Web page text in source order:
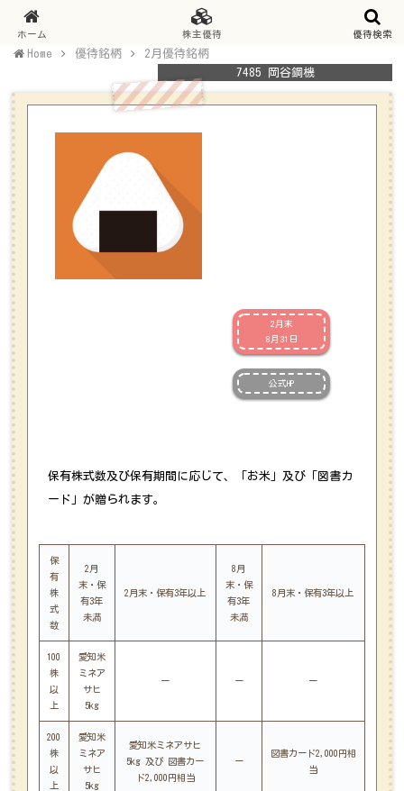
Home 優待銘柄
2月優待銘柄
7485 岡谷鋼機
2月末
8月31日
公式HP
保有株式数及び保有期間に応じて、「お米」及び「図書カ
ード」が贈られます。
保
有
株
式
数
2月
末・保
有3年
未満
2月末・保有3年以上
8月
末・保
有3年
未満
8月末・保有3年以上
100
株
以
上
愛知米
ミネア
サヒ
5kg
ー ー ー
200
株
以
上
愛知米
ミネア
サヒ
5kg
愛知米ミネアサヒ
5kg 及び 図書カー
ド2,000円相当
ー
図書カード2,000円相
当
ホーム 株主優待 優待検索